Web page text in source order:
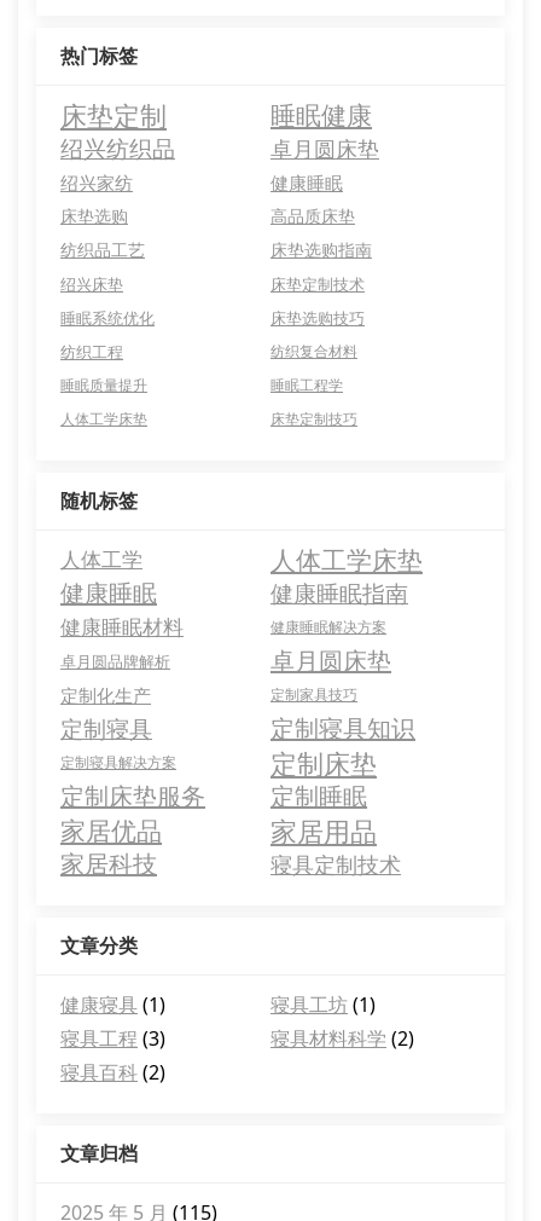
热门标签
床垫定制 睡眠健康
绍兴纺织品 卓月圆床垫
绍兴家纺 健康睡眠
床垫选购
高品质床垫
纺织品工艺
床垫选购指南
绍兴床垫
床垫定制技术
睡眠系统优化
床垫选购技巧
纺织工程
纺织复合材料
睡眠质量提升
睡眠工程学
人体工学床垫
床垫定制技巧
随机标签
人体工学 人体工学床垫
健康睡眠 健康睡眠指南
健康睡眠材料 健康睡眠解决方案
卓月圆品牌解析 卓月圆床垫
定制化生产 定制家具技巧
定制寝具 定制寝具知识
定制寝具解决方案 定制床垫
定制床垫服务 定制睡眠
家居优品 家居用品
家居科技 寝具定制技术
文章分类
健康寝具(1) 寝具工坊(1)
寝具工程 (3) 寝具材料科学 (2)
寝具百科(2)
文章归档
2025 年 5 月 (115)